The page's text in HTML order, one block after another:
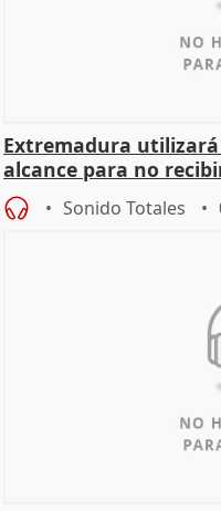
Extremadura
alcance para no
Sonido Totales